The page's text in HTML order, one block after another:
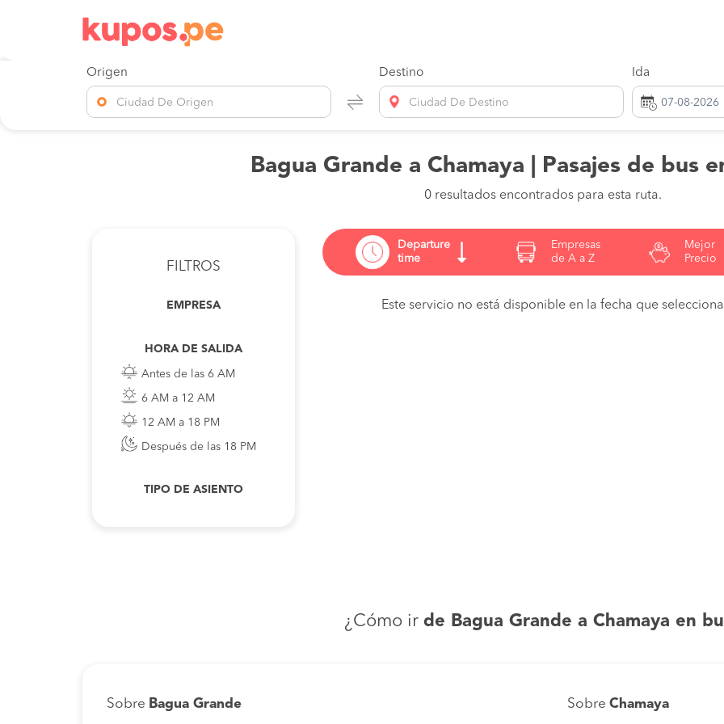
Origen
Ciudad De Origen
Destino
Ciudad De Destino
Ida
Bagua Grande a Chamaya | Pasajes de bus
0 resultados encontrados para esta ruta.
FILTROS
EMPRESA
HORA DE SALIDA
Antes de las 6 AM
6 AM a 12 AM
12 AM a 18 PM
Después de las 18 PM
TIPO DE ASIENTO
Departure
time
Empresas
de A a Z
Mejor
Precio
Este servicio no está disponible en la fecha que
¿Cómo ir de Bagua Grande a Chamaya en
Sobre Bagua Grande Sobre Chamaya